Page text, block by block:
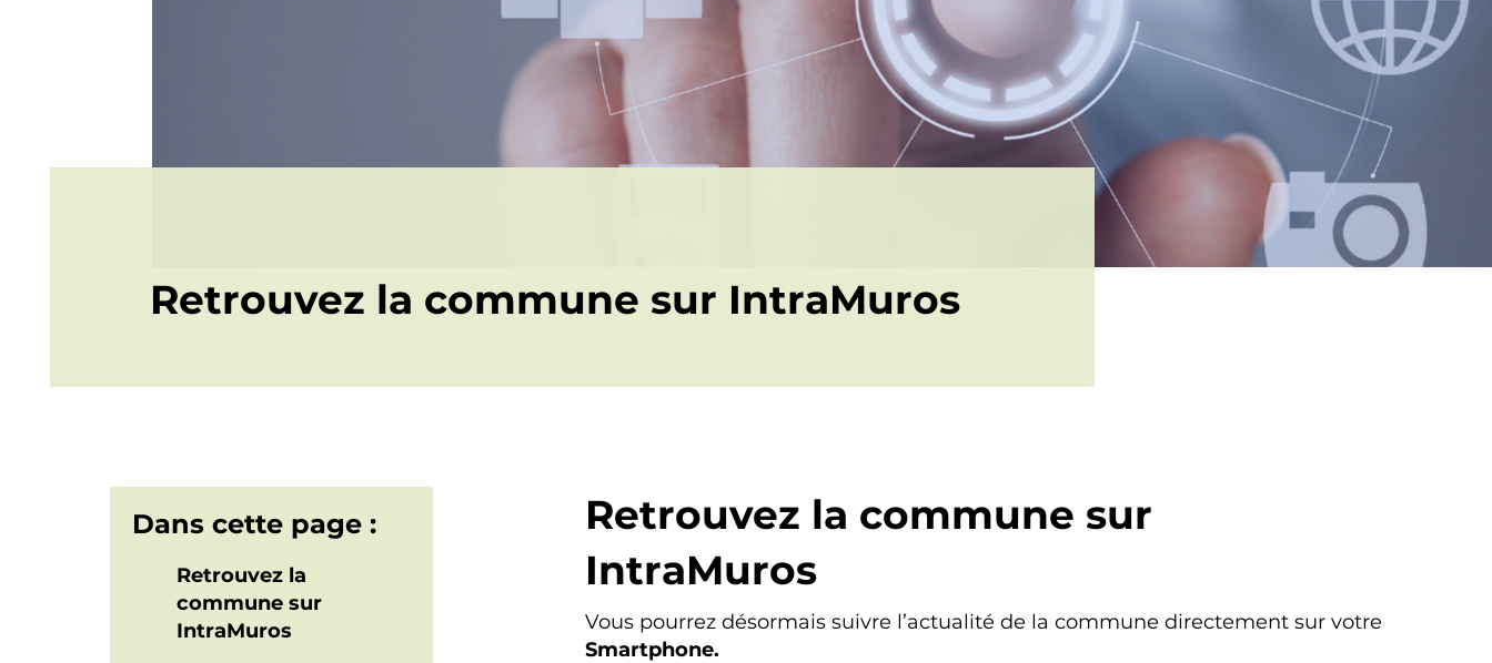
Retrouvez la commune sur IntraMuros
Retrouvez la commune sur
IntraMuros
Vous pourrez désormais suivre l’actualité de la commune directement sur votre
Smartphone.
Dans cette page :
Retrouvez la
commune sur
IntraMuros